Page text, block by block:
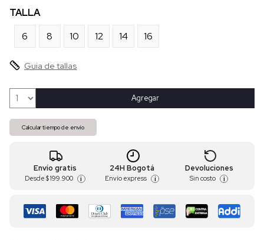
TALLA
6
8 10 12 14 16
Guia de tallas
Agregar
Calcular tiempo de envío
Envío gratis
Desde $ 199.900 i
24H Bogotá
Envío express i
Devoluciones
Sin costo i